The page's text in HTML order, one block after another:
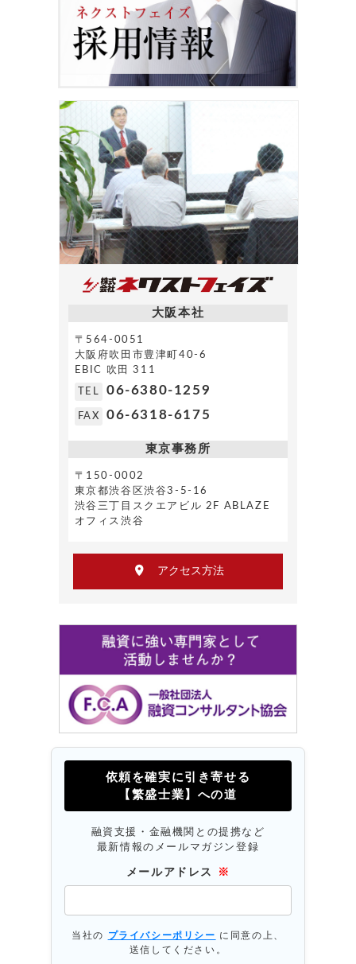
大阪本社
〒564-0051
大阪府吹田市豊津町40-6
EBIC 吹田 311
TEL 06-6380-1259
FAX 06-6318-6175
東京事務所
〒150-0002
東京都渋谷区渋谷3-5-16
渋谷三丁目スクエアビル 2F ABLAZE
オフィス渋谷
アクセス方法
依頼を確実に引き寄せる
【繁盛士業】への道
融資支援・金融機関との提携など
最新情報のメールマガジン登録
メールアドレス ※
当社の プライバシーポリシー に同意の上、
送信してください。